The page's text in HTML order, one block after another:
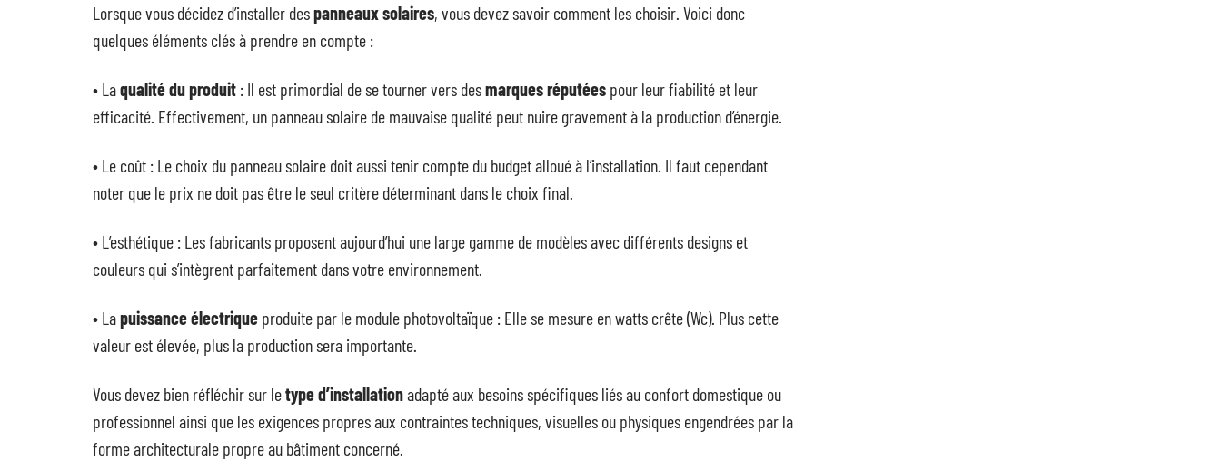
Lorsque vous décidez d’installer despanneaux solaires, vous devez savoir comment les choisir. Voici donc
quelques éléments clés à prendre en compte :
• Laqualité du produit : Il est primordial de se tourner vers desmarques réputées pour leur fiabilité et leur
efficacité. Effectivement, un panneau solaire de mauvaise qualité peut nuire gravement à la production d’énergie.
• Le coût : Le choix du panneau solaire doit aussi tenir compte du budget alloué à l’installation. Il faut cependant
noter que le prix ne doit pas être le seul critère déterminant dans le choix final.
• L’esthétique : Les fabricants proposent aujourd’hui une large gamme de modèles avec différents designs et
couleurs qui s’intègrent parfaitement dans votre environnement.
• Lapuissance électrique produite par le module photovoltaïque : Elle se mesure en watts crête (Wc). Plus cette
valeur est élevée, plus la production sera importante.
Vous devez bien réfléchir sur letype d’installationadapté aux besoins spécifiques liés au confort domestique ou
professionnel ainsi que les exigences propres aux contraintes techniques, visuelles ou physiques engendrées par la
forme architecturale propre au bâtiment concerné.